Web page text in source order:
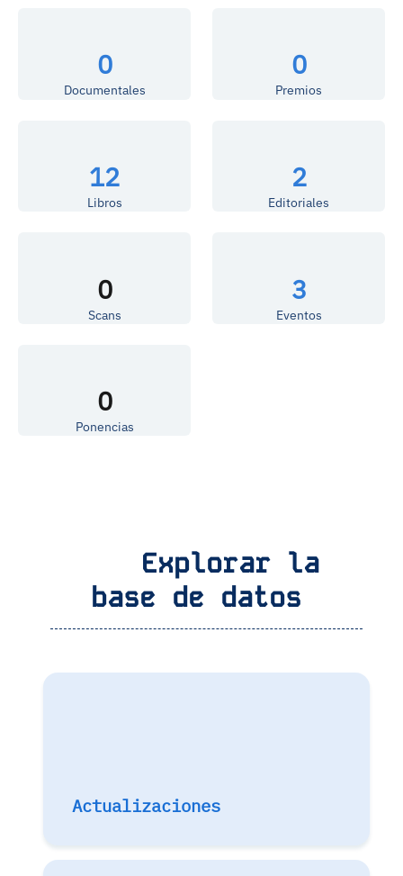
0
Documentales
0
Premios
12
Libros
2
Editoriales
0
Scans
3
Eventos
0
Ponencias
Explorar la
base de datos
Actualizaciones